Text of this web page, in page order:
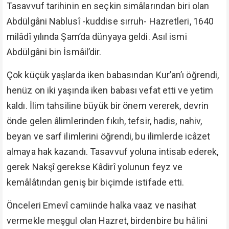
Tasavvuf tarihinin en seçkin simâlarından biri olan
Abdülgâni Nablusî -kuddise sırruh- Hazretleri, 1640
milâdî yılında Şam’da dünyaya geldi. Asıl ismi
Abdülgâni bin İsmâil’dir.
Çok küçük yaşlarda iken babasından Kur’an’ı öğrendi,
henüz on iki yaşında iken babası vefat etti ve yetim
kaldı. İlim tahsiline büyük bir önem vererek, devrin
önde gelen âlimlerinden fıkıh, tefsir, hadis, nahiv,
beyan ve sarf ilimlerini öğrendi, bu ilimlerde icâzet
almaya hak kazandı. Tasavvuf yoluna intisab ederek,
gerek Nakşî gerekse Kâdirî yolunun feyz ve
kemâlâtından geniş bir biçimde istifade etti.
Önceleri Emevî camiinde halka vaaz ve nasihat
vermekle meşgul olan Hazret, birdenbire bu hâlini